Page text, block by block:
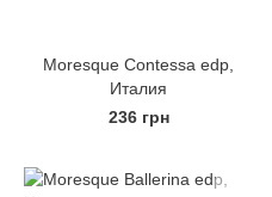
Moresque Contessa edp,
Италия
236 грн